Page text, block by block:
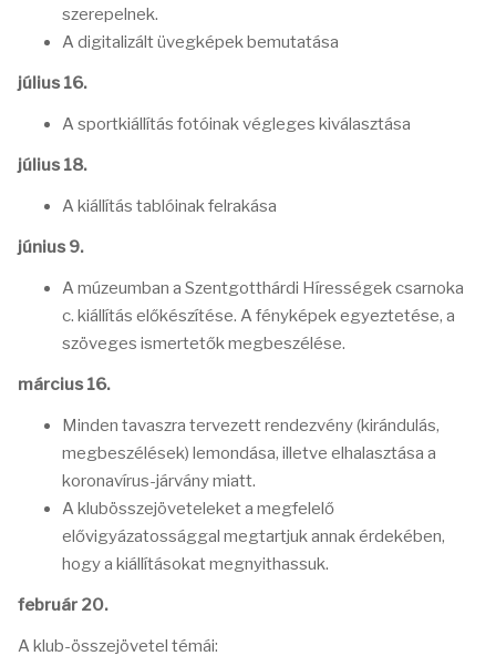
szerepelnek.
A digitalizált üvegképek bemutatása
július 16.
A sportkiállítás fotóinak végleges kiválasztása
július 18.
A kiállítás tablóinak felrakása
június 9.
A múzeumban a Szentgotthárdi Hírességek csarnoka
c. kiállítás előkészítése. A fényképek egyeztetése, a
szöveges ismertetők megbeszélése.
március 16.
Minden tavaszra tervezett rendezvény (kirándulás,
megbeszélések) lemondása, illetve elhalasztása a
koronavírus-járvány miatt.
A klubösszejöveteleket a megfelelő
elővigyázatossággal megtartjuk annak érdekében,
hogy a kiállításokat megnyithassuk.
február 20.
A klub-összejövetel témái: